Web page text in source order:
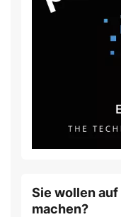
Sie wollen
machen?